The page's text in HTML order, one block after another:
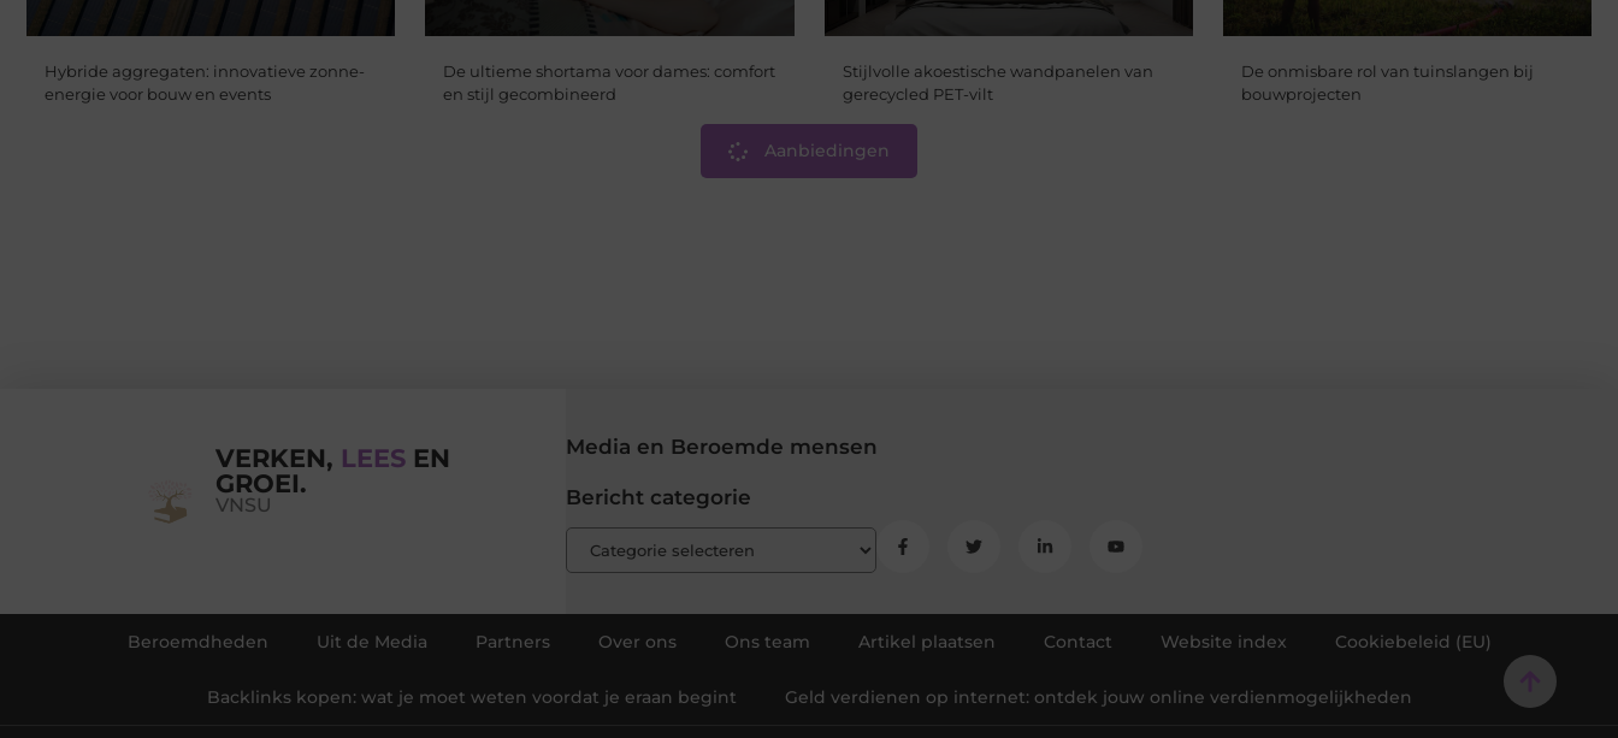
Hybride aggregaten: innovatieve zonne-
energie voor bouw en events
De ultieme shortama voor dames: comfort
en stijl gecombineerd
Stijlvolle akoestische wandpanelen van
gerecycled PET-vilt
De onmisbare rol van tuinslangen bij
bouwprojecten
Aanbiedingen
VERKEN, LEES EN
GROEI.
VNSU
Media en Beroemde mensen
Bericht categorie
Beroemdheden Uit de Media Partners Over ons Ons team Artikel plaatsen Contact Website index Cookiebeleid (EU)
Backlinks kopen: wat je moet weten voordat je eraan begint Geld verdienen op internet: ontdek jouw online verdienmogelijkheden